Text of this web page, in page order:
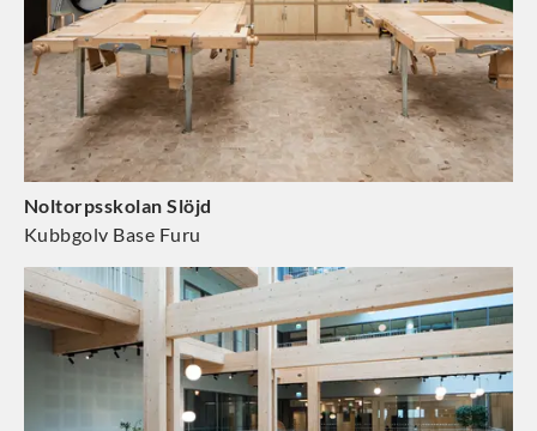
Noltorpsskolan Slöjd
Kubbgolv Base Furu